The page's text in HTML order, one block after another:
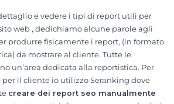
e vedere i tipi di report utili per
web , dedichiamo alcune parole agli
produrre fisicamente i report, (in formato
da mostrare al cliente. Tutte le
un’area dedicata alla reportistica. Per
per il cliente io utilizzo Seranking dove
creare dei report seo manualmente